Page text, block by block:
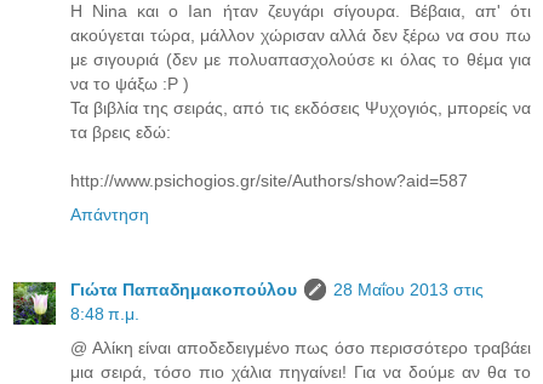
Η Nina και ο Ian ήταν ζευγάρι σίγουρα. Βέβαια, απ' ότι
ακούγεται τώρα, μάλλον χώρισαν αλλά δεν ξέρω να σου πω
με σιγουριά (δεν με πολυαπασχολούσε κι όλας το θέμα για
να το ψάξω :P )
Τα βιβλία της σειράς, από τις εκδόσεις Ψυχογιός, μπορείς να
τα βρεις εδώ:
http://www.psichogios.gr/site/Authors/show?aid=587
Απάντηση
Γιώτα Παπαδημακοπούλου
28 Μαΐου 2013 στις
8:48 π.μ.
@ Αλίκη είναι αποδεδειγμένο πως όσο περισσότερο τραβάει
μια σειρά, τόσο πιο χάλια πηγαίνει! Για να δούμε αν θα το